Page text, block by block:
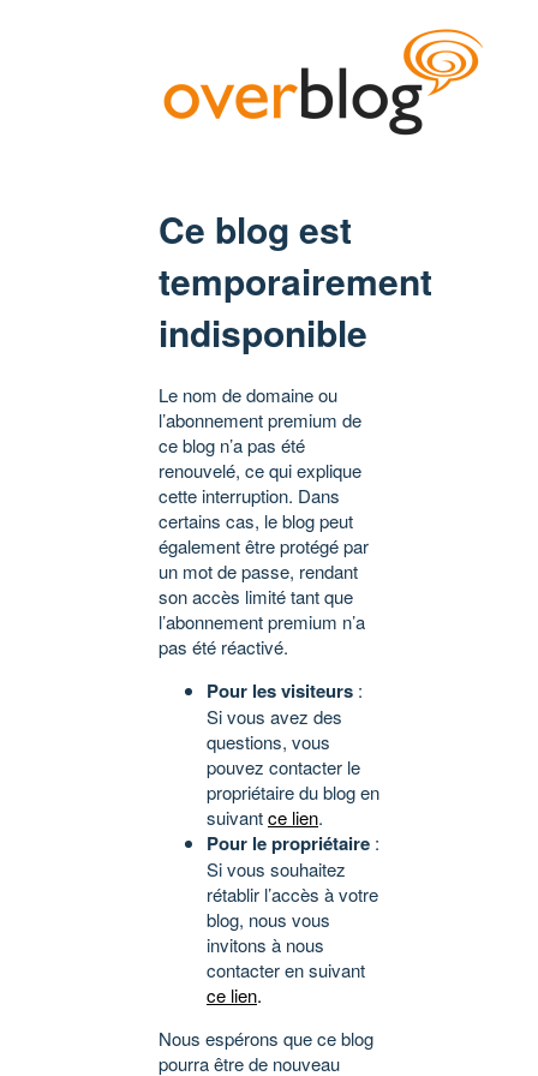
Ce blog est
temporairement
indisponible
Le nom de domaine ou
l’abonnement premium de
ce blog n’a pas été
renouvelé, ce qui explique
cette interruption. Dans
certains cas, le blog peut
également être protégé par
un mot de passe, rendant
son accès limité tant que
l’abonnement premium n’a
pas été réactivé.
Pour les visiteurs :
Si vous avez des
questions, vous
pouvez contacter le
propriétaire du blog en
suivantce lien.
Pour le propriétaire :
Si vous souhaitez
rétablir l’accès à votre
blog, nous vous
invitons à nous
contacter en suivant
ce lien.
Nous espérons que ce blog
pourra être de nouveau